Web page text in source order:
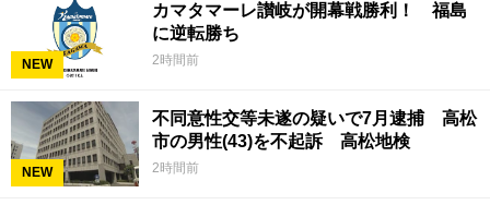
NEW
カマタマーレ讃岐が開幕戦勝利！ 福島
に逆転勝ち
2時間前
NEW
不同意性交等未遂の疑いで7月逮捕 高松
市の男性(43)を不起訴 高松地検
2時間前